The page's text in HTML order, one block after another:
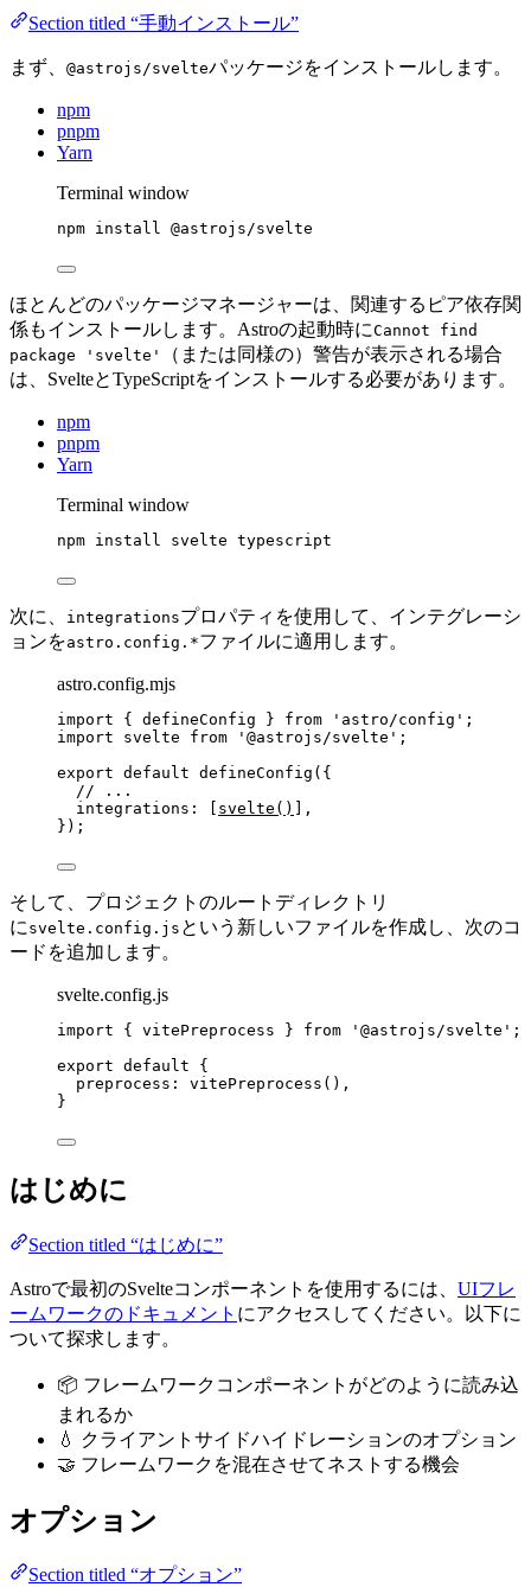
Section titled “手動インストール”
まず、 @astrojs/svelteパッケージをインストールします。
npm
pnpm
Yarn
Terminal window
npm install @astrojs/svelte
ほとんどのパッケージマネージャーは、関連するピア依存関
係もインストールします。Astroの起動時にCannot find
package 'svelte'
（または同様の）警告が表示される場合
は、SvelteとTypeScriptをインストールする必要があります。
npm
pnpm
Yarn
Terminal window
npm install svelte typescript
次に、 integrationsプロパティを使用して、インテグレーシ
ョンをastro.config.*ファイルに適用します。
astro.config.mjs
import { defineConfig } from ' astro/config ' ;
import svelte from ' @astrojs/svelte ' ;
export default defineConfig ({
// ...
integrations: [ svelte ()
],
});
そして、プロジェクトのルートディレクトリ
に svelte.config.js という新しいファイルを作成し、次のコ
ードを追加します。
svelte.config.js
import { vitePreprocess } from ' @astrojs/svelte ' ;
export default {
preprocess: vitePreprocess (),
}
はじめに
Section titled “はじめに”
Astroで最初のSvelteコンポーネントを使用するには、 UIフレ
ームワークのドキュメント にアクセスしてください。以下に
ついて探求します。
📦 フレームワークコンポーネントがどのように読み込
まれるか
💧 クライアントサイドハイドレーションのオプション
🤝 フレームワークを混在させてネストする機会
オプション
Section titled “オプション”